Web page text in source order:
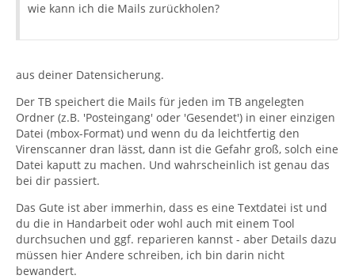
wie kann ich die Mails zurückholen?
aus deiner Datensicherung.
Der TB speichert die Mails für jeden im TB angelegten
Ordner (z.B. 'Posteingang' oder 'Gesendet') in einer einzigen
Datei (mbox-Format) und wenn du da leichtfertig den
Virenscanner dran lässt, dann ist die Gefahr groß, solch eine
Datei kaputt zu machen. Und wahrscheinlich ist genau das
bei dir passiert.
Das Gute ist aber immerhin, dass es eine Textdatei ist und
du die in Handarbeit oder wohl auch mit einem Tool
durchsuchen und ggf. reparieren kannst - aber Details dazu
müssen hier Andere schreiben, ich bin darin nicht
bewandert.